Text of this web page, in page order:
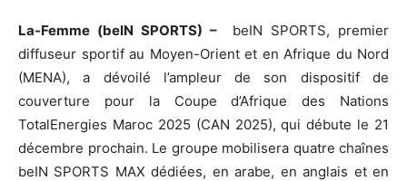
La-Femme (beIN SPORTS) –
beIN SPORTS, premier
diffuseur sportif au Moyen-Orient et en Afrique du Nord
(MENA), a dévoilé l’ampleur de son dispositif de
couverture pour la Coupe d’Afrique des Nations
TotalEnergies Maroc 2025 (CAN 2025), qui débute le 21
décembre prochain. Le groupe mobilisera quatre chaînes
beIN SPORTS MAX dédiées, en arabe, en anglais et en